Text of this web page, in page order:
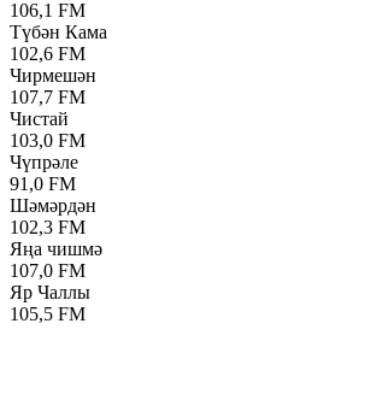
106,1 FM
Түбән Кама
102,6 FM
Чирмешән
107,7 FM
Чистай
103,0 FM
Чүпрәле
91,0 FM
Шәмәрдән
102,3 FM
Яңа чишмә
107,0 FM
Яр Чаллы
105,5 FM